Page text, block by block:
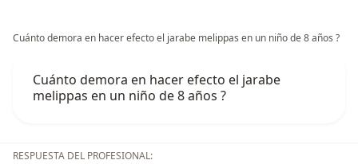
Cuánto demora en hacer efecto el jarabe melippas en un niño de 8 años ?
Cuánto demora en hacer efecto el jarabe
melippas en un niño de 8 años ?
RESPUESTA DEL PROFESIONAL: